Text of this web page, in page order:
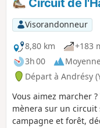
Circuit de
Visorandonneur
8,80 km
+183
3h 00
Départ à Andrésy
Vous aimez marcher
mènera sur un circuit
campagne et forêt,